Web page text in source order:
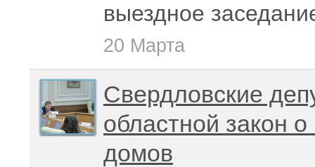
выездное
20 Марта
Свердловские
областной закон
домов